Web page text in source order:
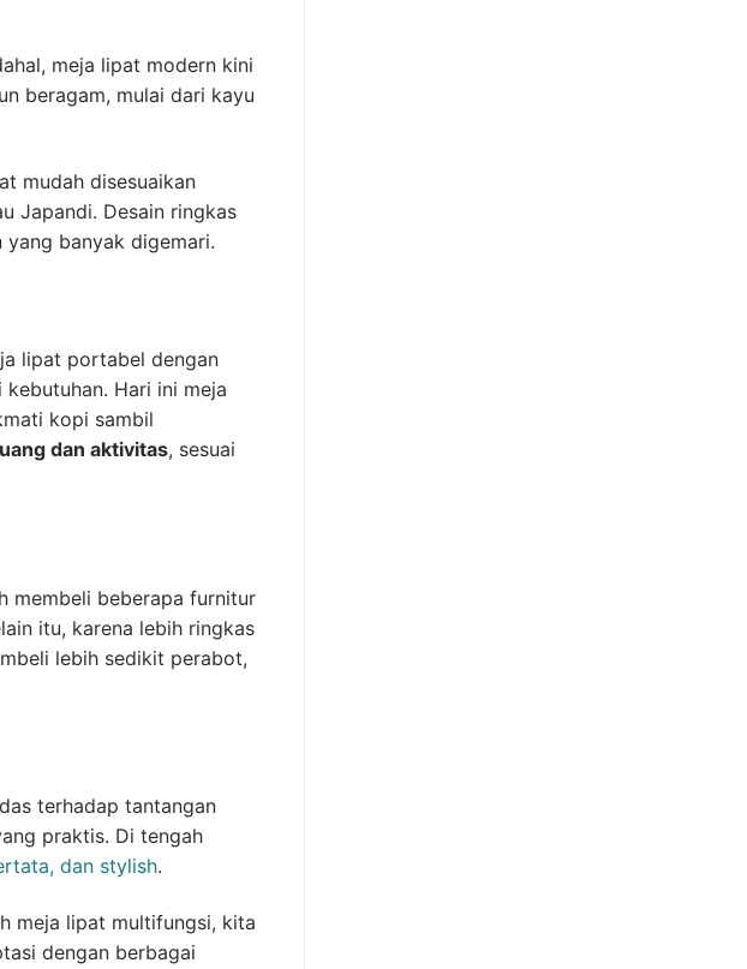
meja lipat modern kini
beragam, mulai dari kayu
mudah disesuaikan
Japandi. Desain ringkas
banyak digemari.
lipat portabel dengan
Hari ini meja
kopi sambil
dan aktivitas, sesuai
membeli beberapa furnitur
itu, karena lebih ringkas
lebih sedikit perabot,
terhadap tantangan
praktis. Di tengah
dan stylish.
meja lipat multifungsi, kita
dengan berbagai